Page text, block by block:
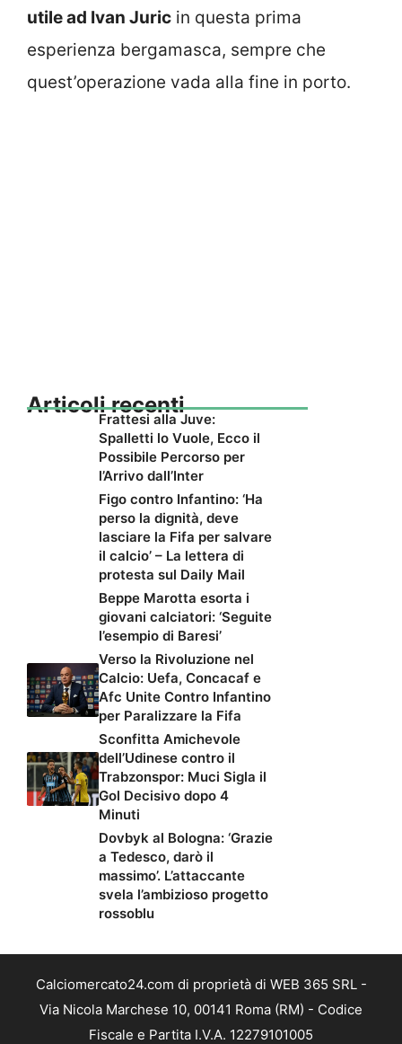
utile ad Ivan Juric in questa prima
esperienza bergamasca, sempre che
quest’operazione vada alla fine in porto.
Articoli recenti
Frattesi alla Juve:
Spalletti lo Vuole, Ecco il
Possibile Percorso per
l’Arrivo dall’Inter
Figo contro Infantino: ‘Ha
perso la dignità, deve
lasciare la Fifa per salvare
il calcio’ – La lettera di
protesta sul Daily Mail
Beppe Marotta esorta i
giovani calciatori: ‘Seguite
l’esempio di Baresi’
Verso la Rivoluzione nel
Calcio: Uefa, Concacaf e
Afc Unite Contro Infantino
per Paralizzare la Fifa
Sconfitta Amichevole
dell’Udinese contro il
Trabzonspor: Muci Sigla il
Gol Decisivo dopo 4
Minuti
Dovbyk al Bologna: ‘Grazie
a Tedesco, darò il
massimo’. L’attaccante
svela l’ambizioso progetto
rossoblu
Calciomercato24.com di proprietà di WEB 365 SRL -
Via Nicola Marchese 10, 00141 Roma (RM) - Codice
Fiscale e Partita I.V.A. 12279101005